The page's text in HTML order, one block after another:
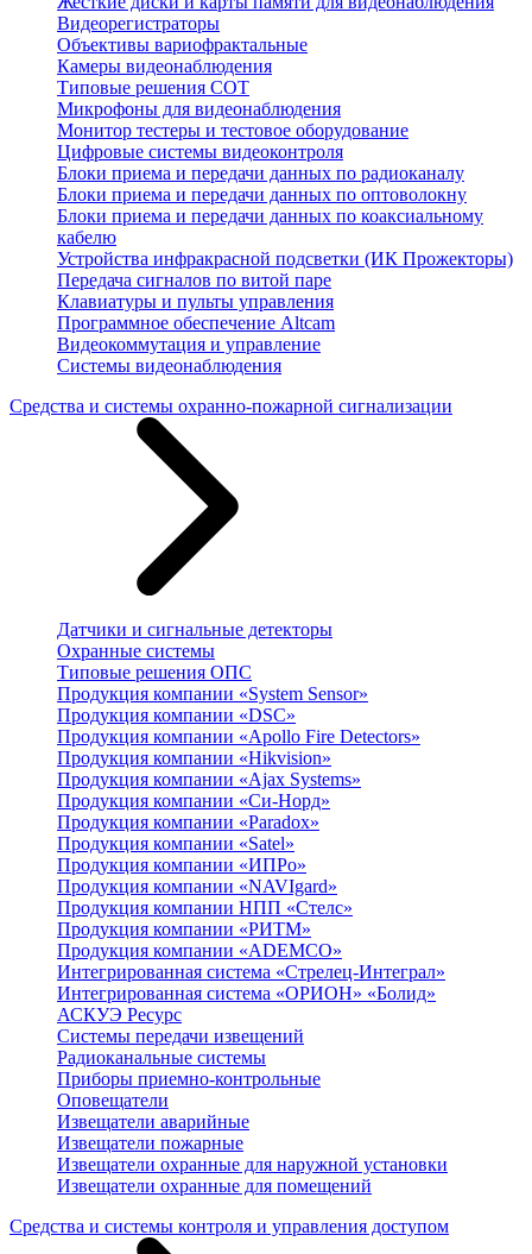
Видеорегистраторы
Объективы вариофрактальные
Камеры видеонаблюдения
Типовые решения СОТ
Микрофоны для видеонаблюдения
Монитор тестеры и тестовое оборудование
Цифровые системы видеоконтроля
Блоки приема и передачи данных по радиоканалу
Блоки приема и передачи данных по оптоволокну
Блоки приема и передачи данных по коаксиальному
кабелю
Устройства инфракрасной подсветки (ИК Прожекторы)
Передача сигналов по витой паре
Клавиатуры и пульты управления
Программное обеспечение Altcam
Видеокоммутация и управление
Системы видеонаблюдения
Средства и системы охранно-пожарной сигнализации
Датчики и сигнальные детекторы
Охранные системы
Типовые решения ОПС
Продукция компании «System Sensor»
Продукция компании «DSC»
Продукция компании «Apollo Fire Detectors»
Продукция компании «Hikvision»
Продукция компании «Ajax Systems»
Продукция компании «Си-Норд»
Продукция компании «Paradox»
Продукция компании «Satel»
Продукция компании «ИПРо»
Продукция компании «NAVIgard»
Продукция компании НПП «Стелс»
Продукция компании «РИТМ»
Продукция компании «ADEMCO»
Интегрированная система «Стрелец-Интеграл»
Интегрированная система «ОРИОН» «Болид»
АСКУЭ Ресурс
Системы передачи извещений
Радиоканальные системы
Приборы приемно-контрольные
Оповещатели
Извещатели аварийные
Извещатели пожарные
Извещатели охранные для наружной установки
Извещатели охранные для помещений
Средства и системы контроля и управления доступом